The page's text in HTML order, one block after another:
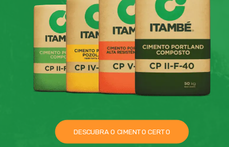
DESCUBRA O CIMENTO CERTO